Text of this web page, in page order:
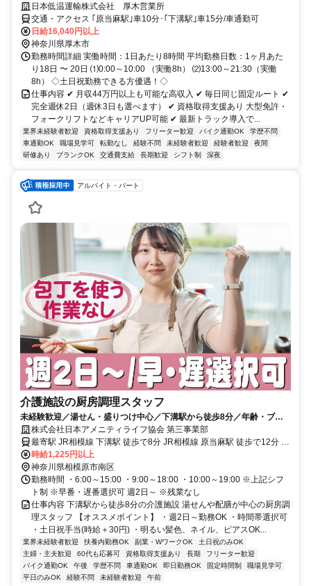
日本低温運輸株式会社 厚木営業所
交通・アクセス ｢原当麻駅｣車10分･｢下溝駅｣車15分/車通勤可
日給16,040円以上
神奈川県厚木市
勤務時間詳細 実働時間：1日あたり8時間 平均勤務日数：1ヶ月あた
り18日 〜 20日 ⑴0:00～10:00 （実働8h） ⑵13:00～21:30（実働
8h） ◇土日祝勤務できる方優遇！◇
仕事内容 ✔ 月収44万円以上も可能な高収入 ✔ 毎日同じ固定ルート ✔
完全週休2日（週休3日も選べます） ✔ 資格取得支援あり 大型免許・
フォークリフトなどキャリアUP可能 ✔ 最新トラック導入で...
業界未経験者歓迎 資格取得支援あり フリーター歓迎 バイク通勤OK
学歴不問
車通勤OK
職場見学可 転勤なし 経験不問 未経験者歓迎 経験者歓迎
夜間
研修あり
ブランクOK 交通費支給 長期歓迎 シフト制 深夜
アルバイト・パート
介護施設の厨房調理スタッフ
未経験歓迎／湯せん・盛りつけ中心／下溝駅から徒歩8分／年齢・ブラ
ンク不問／60代活躍中／車通勤可
株式会社日本アメニティライフ協会 第三事業部
最寄駅 JR相模線 下溝駅 徒歩で8分 JR相模線 原当麻駅 徒歩で12分 最
寄駅備考 【バスの場合】 JR相模線 原当麻駅 東口 神奈中バス 1番の
りば (台14) 相武台前駅 行 小田急小田原線 相武台前駅 北口 神奈中バ
ス 4番のりば (台14) 原当麻駅 行 →「八景の棚（はけのたな）」下車
徒歩1 分
時給1,225円以上
神奈川県相模原市南区
勤務時間 ・6:00～15:00 ・9:00～18:00 ・10:00～19:00 ※上記シフ
ト制 ※早番・遅番選択可 週2日～ ※残業なし
仕事内容 下溝駅から徒歩8分の介護施設 湯せんや配膳が中心の厨房調
理スタッフ 【オススメポイント】 ・週2日～勤務OK ・時間帯選択可
・土日祝手当(時給＋30円) ・明るい髪色、ネイル、ピアスOK...
業界未経験者歓迎 扶養内勤務OK 副業・WワークOK
土日祝のみOK
主婦・主夫歓迎
60代も応募可 資格取得支援あり 長期
フリーター歓迎
バイク通勤OK
午後 学歴不問 車通勤OK 即日勤務OK 固定時間制
職場見学可
平日のみOK
経験不問 未経験者歓迎 午前